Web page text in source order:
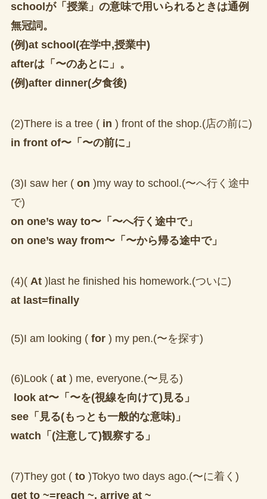
schoolが「授業」の意味で用いられるときは通例
無冠詞。
(例)at school(在学中,授業中)
afterは「〜のあとに」。
(例)after dinner(夕食後)
(2)There is a tree ( in ) front of the shop.(店の前に)
in front of〜「〜の前に」
(3)I saw her ( on )my way to school.(〜へ行く途中
で)
on one’s way to〜「〜へ行く途中で」
on one’s way from〜「〜から帰る途中で」
(4)( At)last he finished his homework.(ついに)
at last=finally
(5)I am looking ( for) my pen.(〜を探す)
(6)Look ( at) me, everyone.(〜見る)
look at〜「〜を(視線を向けて)見る」
see「見る(もっとも一般的な意味)」
watch「(注意して)観察する」
(7)They got ( to)Tokyo two days ago.(〜に着く)
get to ~=reach ~, arrive at ~